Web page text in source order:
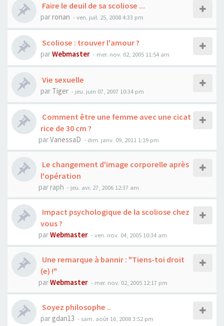
Faire le deuil de sa scoliose ...
parronan - ven. juil. 25, 2008 4:33 pm
Scoliose : trouver l'amour ?
parWebmaster - mer. nov. 02, 2005 11:54 am
Vie sexuelle
par Tiger - jeu. juin 07, 2007 10:34 pm
Comment être une femme avec une cicat
rice de 30 cm ?
parVanessaD - dim. janv. 09, 2011 1:19 pm
Le changement d'image corporelle après
l'opération
parraph - jeu. avr. 27, 2006 12:37 am
Impact psychologique de la scoliose chez
vous ?
parWebmaster - ven. nov. 04, 2005 10:34 am
Une remarque à bannir : "Tiens-toi droit
(e) !"
parWebmaster - mer. nov. 02, 2005 12:17 pm
Soyez philosophe ..
par gdan13 - sam. août 16, 2008 3:52 pm